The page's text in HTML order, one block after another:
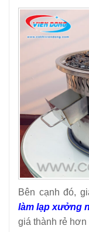
Bên cạnh đó,
làm lạp xưởng
giá thành rẻ